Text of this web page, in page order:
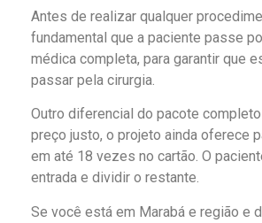
Antes de realizar qualquer
fundamental que a paciente passe
médica completa, para garantir que
passar pela cirurgia.
Outro diferencial do pacote completo
preço justo, o projeto ainda oferece
em até 18 vezes no cartão. O
entrada e dividir o restante.
Se você está em Marabá e região e